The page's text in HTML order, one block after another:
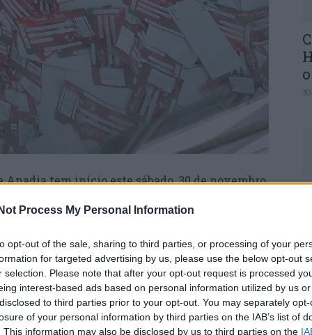
Process My Personal Information
opt-out of the sale, sharing to third parties, or processing of your
for targeted advertising by us, please use the below opt-out
selection. Please note that after your opt-out request is processed
interest-based ads based on personal information utilized by us
to third parties prior to your opt-out. You may separately
of your personal information by third parties on the IAB’s list of
This information may also be disclosed by us to third parties on the
Anadia tem início este sábado, 30 de novembro,
promovida pelo Município de Anadia, em
e Industrial da Bairrada.
do concelho, incentivando a realização
da edição anterior, vão ser atribuídos
um investimento municipal de 15